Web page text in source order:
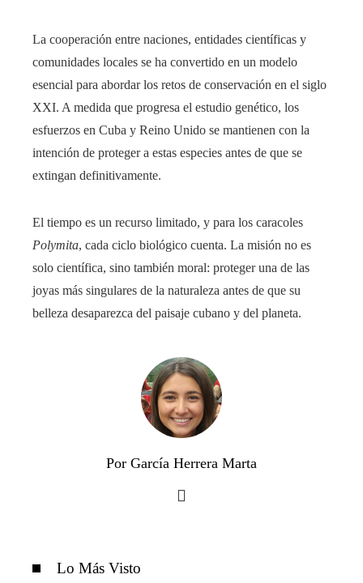
La cooperación entre naciones, entidades científicas y
comunidades locales se ha convertido en un modelo
esencial para abordar los retos de conservación en el siglo
XXI. A medida que progresa el estudio genético, los
esfuerzos en Cuba y Reino Unido se mantienen con la
intención de proteger a estas especies antes de que se
extingan definitivamente.
El tiempo es un recurso limitado, y para los caracoles
Polymita, cada ciclo biológico cuenta. La misión no es
solo científica, sino también moral: proteger una de las
joyas más singulares de la naturaleza antes de que su
belleza desaparezca del paisaje cubano y del planeta.
Por García Herrera Marta
Lo Más Visto